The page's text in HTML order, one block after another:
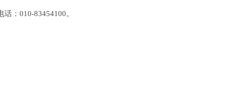
：010-83454100。